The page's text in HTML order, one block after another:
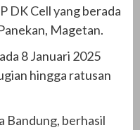
DK Cell yang berada
Magetan.
8 Januari 2025
hingga ratusan
Bandung, berhasil